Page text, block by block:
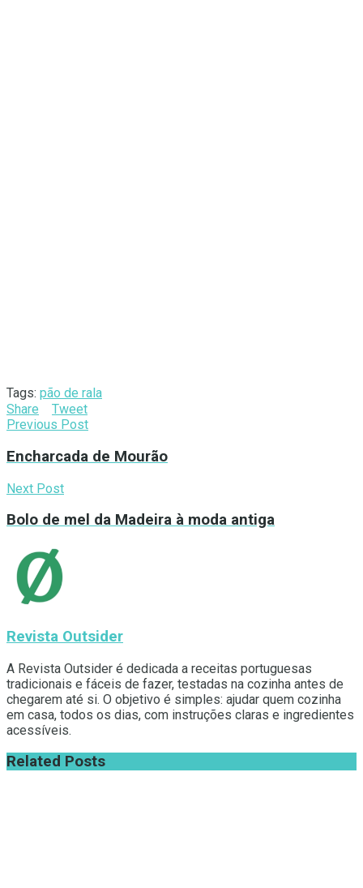
Tags: pão de rala
Share
Tweet
Previous Post
Encharcada de Mourão
Next Post
Bolo de mel da Madeira à moda antiga
Revista Outsider
A Revista Outsider é dedicada a receitas portuguesas
tradicionais e fáceis de fazer, testadas na cozinha antes de
chegarem até si. O objetivo é simples: ajudar quem cozinha
em casa, todos os dias, com instruções claras e ingredientes
acessíveis.
Related Posts